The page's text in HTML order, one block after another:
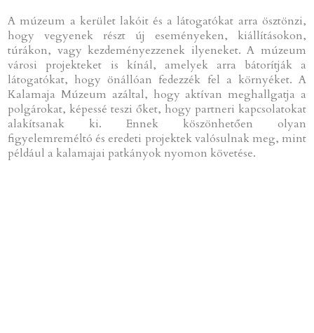
A múzeum a kerület lakóit és a látogatókat arra ösztönzi,
hogy vegyenek részt új eseményeken, kiállításokon,
túrákon, vagy kezdeményezzenek ilyeneket. A múzeum
városi projekteket is kínál, amelyek arra bátorítják a
látogatókat, hogy önállóan fedezzék fel a környéket. A
Kalamaja Múzeum azáltal, hogy aktívan meghallgatja a
polgárokat, képessé teszi őket, hogy partneri kapcsolatokat
alakítsanak ki. Ennek köszönhetően olyan
figyelemreméltó és eredeti projektek valósulnak meg, mint
például a kalamajai patkányok nyomon követése.